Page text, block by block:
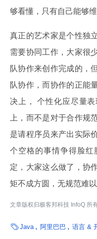
够看懂，只有自己能够维
真正的艺术家是个性独
需要协同工作，大家很
队协作来创作完成的，
队协作，而协作的正能
决上， 个性化应尽量
上，而不是对于合作规
是请程序员来产出实际
个空格的事情争得脸
定，大家这么做了，协
矩不成方圆，无规范难以
文章版权归极客邦科技 InfoQ 所
Java 阿里巴巴 语言 &